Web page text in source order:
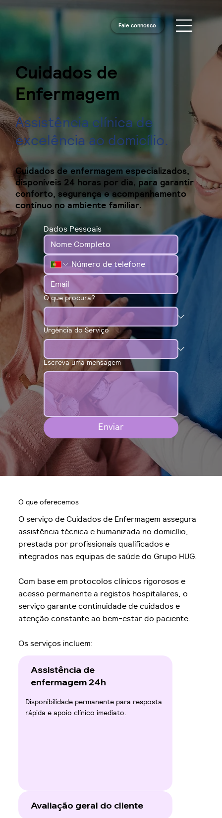
Fale connosco
Cuidados de
Enfermagem
Assistência clínica de
excelência ao domicílio.
Cuidados de enfermagem especializados,
disponíveis 24 horas por dia, para garantir
conforto, segurança e acompanhamento
contínuo no ambiente familiar.
Dados Pessoais
O que procura?
Urgência do Serviço
Escreva uma mensagem
Enviar
O que oferecemos
O serviço de Cuidados de Enfermagem assegura
assistência técnica e humanizada no domicílio,
prestada por profissionais qualificados e
integrados nas equipas de saúde do Grupo HUG.
Com base em protocolos clínicos rigorosos e
acesso permanente a registos hospitalares, o
serviço garante continuidade de cuidados e
atenção constante ao bem-estar do paciente.
Os serviços incluem:
Assistência de
enfermagem 24h
Disponibilidade permanente para resposta
rápida e apoio clínico imediato.
Avaliação geral do cliente